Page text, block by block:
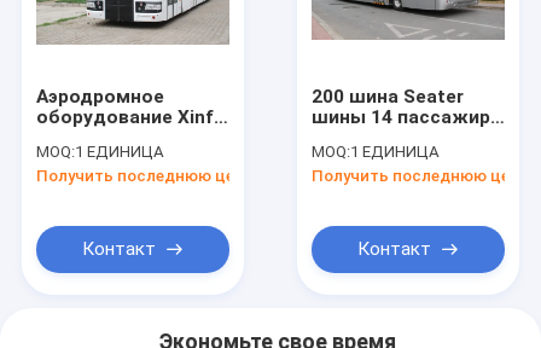
Аэродромное
оборудование Xinfa
пассажиров Aero с
алюминиевой
MOQ:1 ЕДИНИЦА
Получить последнюю цену
Контакт
200 шина Seater
шины 14 пассажира
авиапорта
AHM910/AHM913
MOQ:1 ЕДИНИЦА
Получить последнюю цену
Контакт
Экономьте свое время